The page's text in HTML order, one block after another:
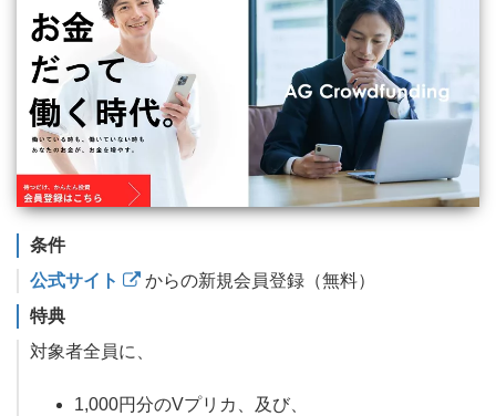
条件
公式サイト
からの新規会員登録（無料）
特典
対象者全員に、
1,000円分のVプリカ、及び、